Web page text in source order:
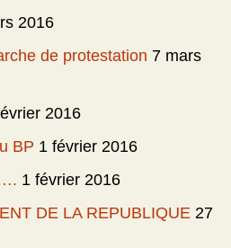
2016
de protestation 7 mars
2016
BP 1 février 2016
1 février 2016
DE LA REPUBLIQUE 27